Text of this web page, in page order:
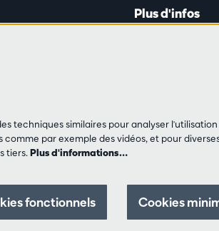
06
Plus d'infos
techniques similaires pour analyser
par exemple des vidéos, et pour
tiers.Plus d'informations…
fonctionnels Cookies